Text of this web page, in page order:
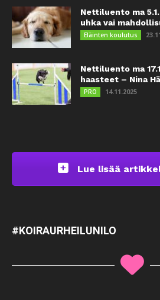
Nettiluento ma
uhka vai
Eläinten koulutus
Nettiluento ma
haasteet – Nina
PRO 14.11.2025
Lue lisää
#KOIRAURHEILUNILO